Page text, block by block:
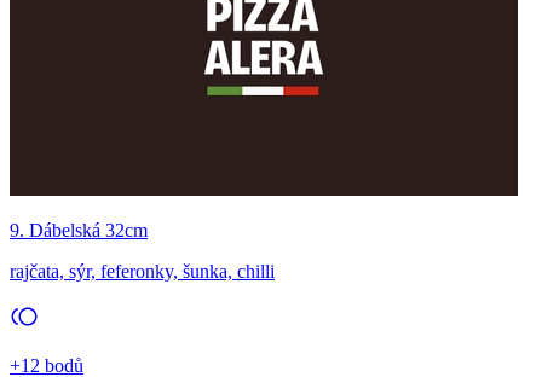
9. Dábelská 32cm
rajčata, sýr, feferonky, šunka, chilli
+12 bodů